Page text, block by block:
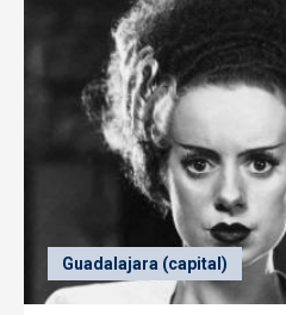
Guadalajara (capital)